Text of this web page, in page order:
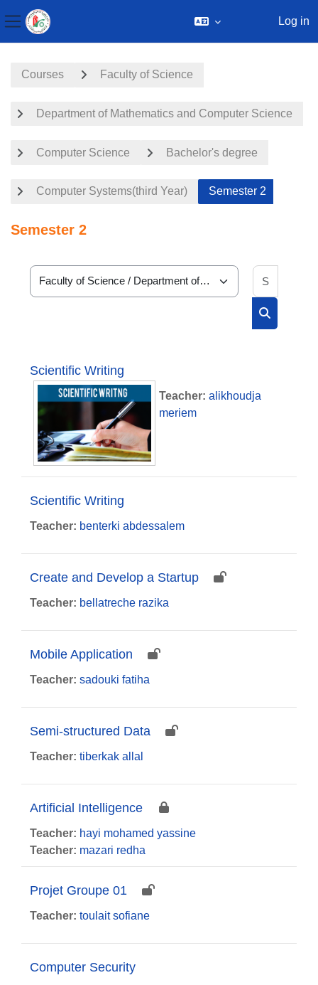
Side panel
Log in
Courses Faculty of Science
Department of Mathematics and Computer Science
Computer Science Bachelor's degree
Computer Systems(third Year) Semester 2
Semester 2
Course categories
Scientific Writing
Teacher: alikhoudja
meriem
Scientific Writing
Teacher: benterki abdessalem
Create and Develop a Startup
Teacher: bellatreche razika
Mobile Application
Teacher: sadouki fatiha
Semi-structured Data
Teacher: tiberkak allal
Artificial Intelligence
Teacher: hayi mohamed yassine
Teacher: mazari redha
Projet Groupe 01
Teacher: toulait sofiane
Computer Security